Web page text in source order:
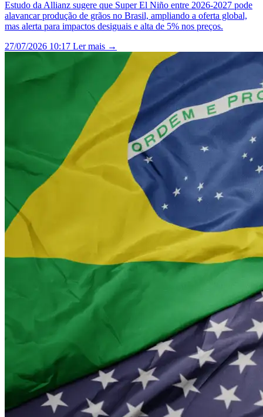
Estudo da Allianz sugere que Super El Niño entre 2026-2027 pode
alavancar produção de grãos no Brasil, ampliando a oferta global,
mas alerta para impactos desiguais e alta de 5% nos preços.
27/07/2026 10:17 Ler mais →